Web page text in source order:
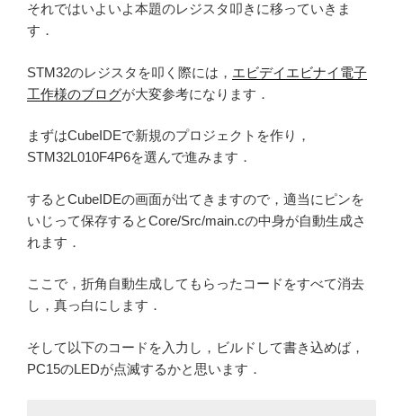
それではいよいよ本題のレジスタ叩きに移っていきま
す．
STM32のレジスタを叩く際には， エビデイエビナイ電子
工作様のブログが大変参考になります．
まずはCubeIDEで新規のプロジェクトを作り，
STM32L010F4P6を選んで進みます．
するとCubeIDEの画面が出てきますので，適当にピンを
いじって保存するとCore/Src/main.cの中身が自動生成さ
れます．
ここで，折角自動生成してもらったコードをすべて消去
し，真っ白にします．
そして以下のコードを入力し，ビルドして書き込めば，
PC15のLEDが点滅するかと思います．